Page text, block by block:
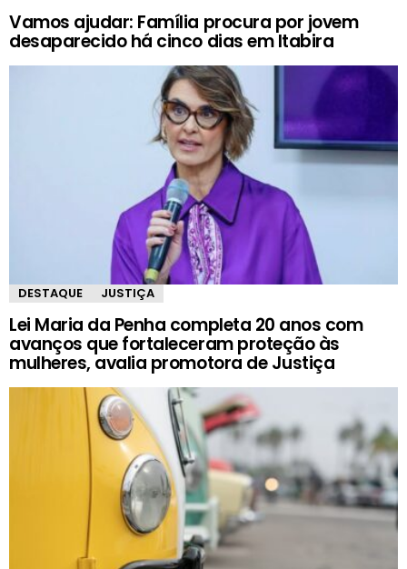
Vamos ajudar: Família procura por jovem
desaparecido há cinco dias em Itabira
DESTAQUE JUSTIÇA
Lei Maria da Penha completa 20 anos com
avanços que fortaleceram proteção às
mulheres, avalia promotora de Justiça